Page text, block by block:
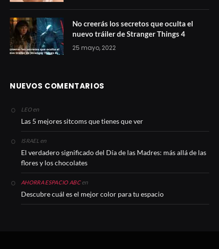
No creerás los secretos que oculta el
nuevo tráiler de Stranger Things 4
25 mayo, 2022
NUEVOS COMENTARIOS
LEOen
Las 5 mejores sitcoms que tienes que ver
ISRAELen
El verdadero significado del Día de las Madres: más allá de las
flores y los chocolates
AHORRA ESPACIO ABCen
Descubre cuál es el mejor color para tu espacio